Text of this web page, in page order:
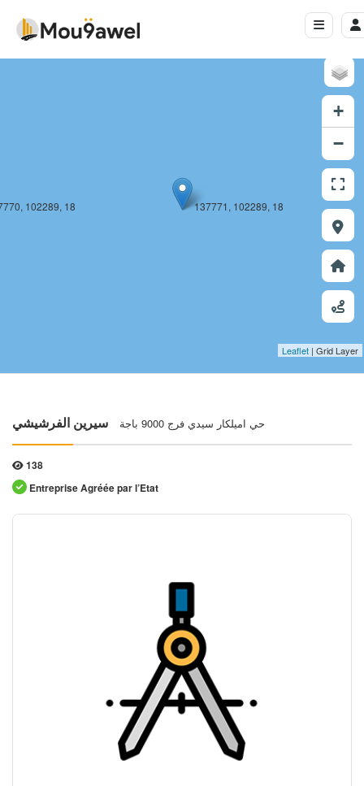
102289, 18 137771, 102289, 18
+
−
Leaflet | Grid Layer
سيرين الفرشيشي حي اميلكار سيدي فرج 9000 باجة
138
Entreprise Agréée par l’Etat